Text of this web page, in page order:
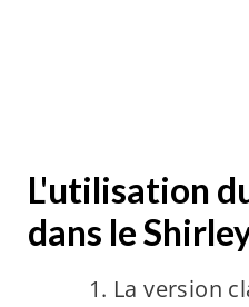
L'utilisation
dans le
La version